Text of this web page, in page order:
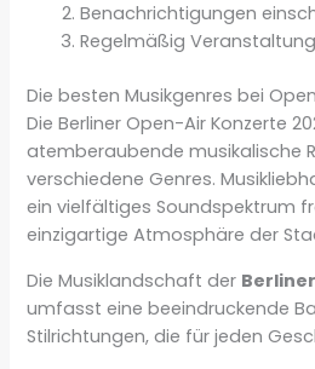
Benachrichtigungen
Regelmäßig
Die besten Musikgenres bei
Die Berliner Open-Air Konzerte
atemberaubende musikalische
verschiedene Genres.
ein vielfältiges Soundspektrum
einzigartige Atmosphäre der
Die Musiklandschaft der
umfasst eine beeindruckende
Stilrichtungen, die für jeden